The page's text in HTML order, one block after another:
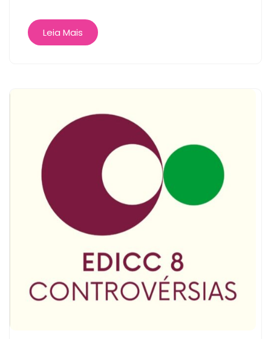
Leia Mais